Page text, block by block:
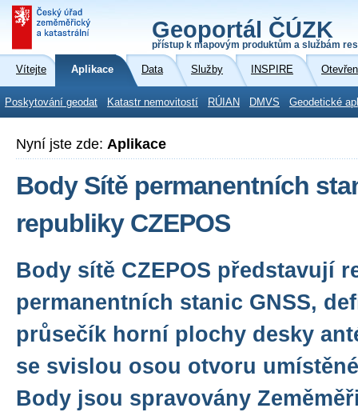
Geoportál ČÚZK
přístup k mapovým produktům a službám
Vítejte Aplikace Data Služby INSPIRE
Poskytování geodat Katastr nemovitostí RÚIAN DMVS Geodetické
Nyní jste zde: Aplikace
Body Sítě permanentních
republiky CZEPOS
Body sítě CZEPOS představují
permanentních stanic GNSS,
průsečík horní plochy desky
se svislou osou otvoru
Body jsou spravovány